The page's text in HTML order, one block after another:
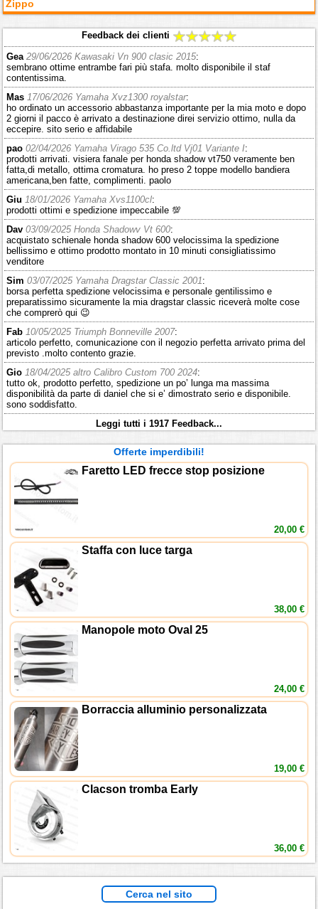
Zippo
Feedback dei clienti
Gea 29/06/2026 Kawasaki Vn 900 clasic 2015:
sembrano ottime entrambe fari più stafa. molto disponibile il staf
contentissima.
Mas 17/06/2026 Yamaha Xvz1300 royalstar:
ho ordinato un accessorio abbastanza importante per la mia moto e dopo
2 giorni il pacco è arrivato a destinazione direi servizio ottimo, nulla da
eccepire. sito serio e affidabile
pao 02/04/2026 Yamaha Virago 535 Co.ltd Vj01 Variante I:
prodotti arrivati. visiera fanale per honda shadow vt750 veramente ben
fatta,di metallo, ottima cromatura. ho preso 2 toppe modello bandiera
americana,ben fatte, complimenti. paolo
Giu 18/01/2026 Yamaha Xvs1100cl:
prodotti ottimi e spedizione impeccabile 💯
Dav 03/09/2025 Honda Shadowv Vt 600:
acquistato schienale honda shadow 600 velocissima la spedizione
bellissimo e ottimo prodotto montato in 10 minuti consigliatissimo
venditore
Sim 03/07/2025 Yamaha Dragstar Classic 2001:
borsa perfetta spedizione velocissima e personale gentilissimo e
preparatissimo sicuramente la mia dragstar classic riceverà molte cose
che comprerò qui 😉
Fab 10/05/2025 Triumph Bonneville 2007:
articolo perfetto, comunicazione con il negozio perfetta arrivato prima del
previsto .molto contento grazie.
Gio 18/04/2025 altro Calibro Custom 700 2024:
tutto ok, prodotto perfetto, spedizione un po’ lunga ma massima
disponibilità da parte di daniel che si e’ dimostrato serio e disponibile.
sono soddisfatto.
Leggi tutti i 1917 Feedback...
Offerte imperdibili!
Faretto LED frecce stop posizione
20,00 €
Staffa con luce targa
38,00 €
Manopole moto Oval 25
24,00 €
Borraccia alluminio personalizzata
19,00 €
Clacson tromba Early
36,00 €
Cerca nel sito